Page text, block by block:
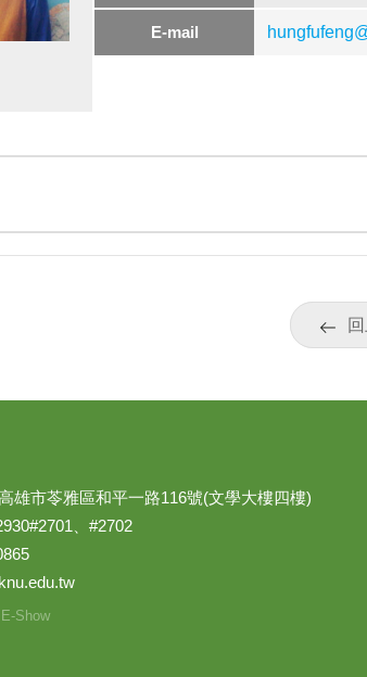
E-mail
雄市苓雅區和平一路116號(文學大樓四樓)
、#2702
E-Show